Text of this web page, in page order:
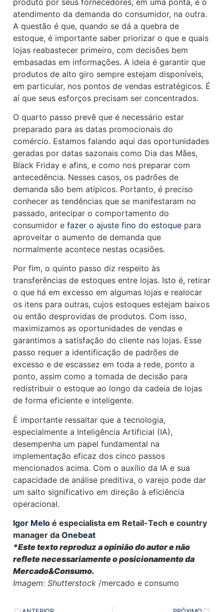
atendimento da demanda do consumidor, na outra.
A questão é que, quando se dá a quebra de
estoque, é importante saber priorizar o que e quais
lojas reabastecer primeiro, com decisões bem
embasadas em informações. A ideia é garantir que
produtos de alto giro sempre estejam disponíveis,
em particular, nos pontos de vendas estratégicos. É
aí que seus esforços precisam ser concentrados.
O quarto passo prevê que é necessário estar
preparado para as datas promocionais do
comércio. Estamos falando aqui das oportunidades
geradas por datas sazonais como Dia das Mães,
Black Friday e afins, e como nos preparar com
antecedência. Nesses casos, os padrões de
demanda são bem atípicos. Portanto, é preciso
conhecer as tendências que se manifestaram no
passado, antecipar o comportamento do
consumidor e fazer o ajuste fino do estoque para
aproveitar o aumento de demanda que
normalmente acontece nestas ocasiões.
Por fim, o quinto passo diz respeito às
transferências de estoques entre lojas. Isto é, retirar
o que há em excesso em algumas lojas e realocar
os itens para outras, cujos estoques estejam baixos
ou então desprovidas de produtos. Com isso,
maximizamos as oportunidades de vendas e
garantimos a satisfação do cliente nas lojas. Esse
passo requer a identificação de padrões de
excesso e de escassez em toda a rede, ponto a
ponto, assim como a tomada de decisão para
redistribuir o estoque ao longo da cadeia de lojas
de forma eficiente e inteligente.
É importante ressaltar que a tecnologia,
especialmente a Inteligência Artificial (IA),
desempenha um papel fundamental na
implementação eficaz dos cinco passos
mencionados acima. Com o auxílio da IA e sua
capacidade de análise preditiva, o varejo pode dar
um salto significativo em direção à eficiência
operacional.
Igor Melo é especialista em Retail-Tech e country
manager da Onebeat
*Este texto reproduz a opinião do autor e não
reflete necessariamente o posicionamento da
Mercado&Consumo.
Imagem: Shutterstock /mercado e consumo